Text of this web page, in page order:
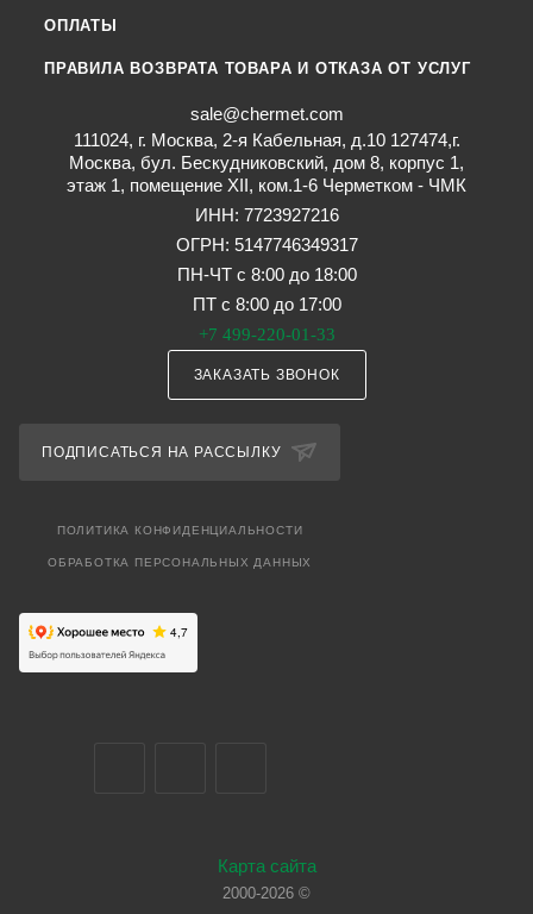
ОПЛАТЫ
ПРАВИЛА ВОЗВРАТА ТОВАРА И ОТКАЗА ОТ УСЛУГ
sale@chermet.com
111024, г. Москва, 2-я Кабельная, д.10 127474,г.
Москва, бул. Бескудниковский, дом 8, корпус 1,
этаж 1, помещение XII, ком.1-6 Черметком - ЧМК
ИНН: 7723927216
ОГРН: 5147746349317
ПН-ЧТ с 8:00 до 18:00
ПТ с 8:00 до 17:00
+7 499-220-01-33
ЗАКАЗАТЬ ЗВОНОК
ПОДПИСАТЬСЯ НА РАССЫЛКУ
ПОЛИТИКА КОНФИДЕНЦИАЛЬНОСТИ
ОБРАБОТКА ПЕРСОНАЛЬНЫХ ДАННЫХ
Карта сайта
2000-2026 ©